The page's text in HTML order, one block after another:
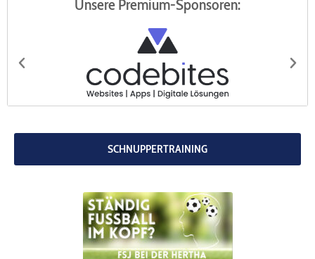
Unsere Premium-Sponsoren:
SCHNUPPERTRAINING